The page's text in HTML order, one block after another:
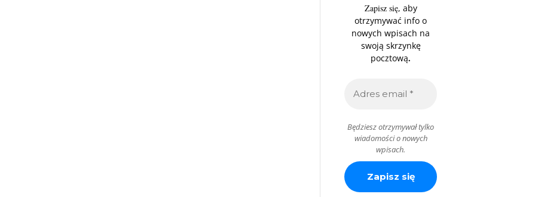
Zapisz się, aby
otrzymywać info o
nowych wpisach na
swoją skrzynkę
pocztową.
Będziesz otrzymywał tylko
wiadomości o nowych
wpisach.